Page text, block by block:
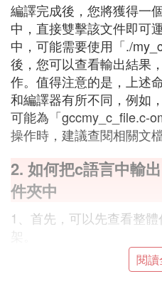
編譯完成後，您將獲得一
中，直接雙擊該文件即可
中，可能需要使用「./
後，您可以查看輸出結果
作。值得注意的是，上述
和編譯器有所不同，例如
可能為「gccmy_c_file.c-
操作時，建議查閱相關文
2. 如何把c語言中輸
件夾中
1、首先，可以先查看整
架。
閱讀